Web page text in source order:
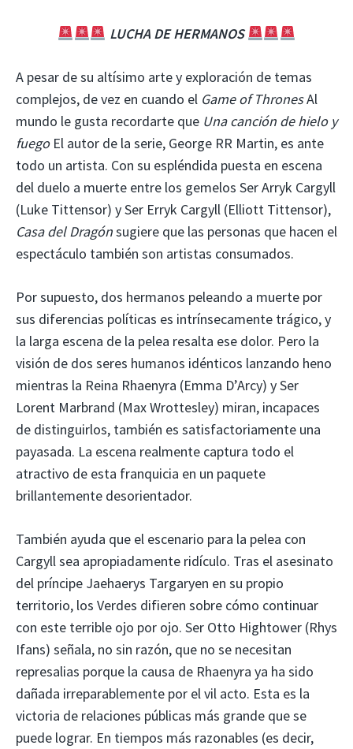
LUCHA DE HERMANOS
A pesar de su altísimo arte y exploración de temas
complejos, de vez en cuando el Game of ThronesAl
mundo le gusta recordarte que Una canción de hielo y
fuegoEl autor de la serie, George RR Martin, es ante
todo un artista. Con su espléndida puesta en escena
del duelo a muerte entre los gemelos Ser Arryk Cargyll
(Luke Tittensor) y Ser Erryk Cargyll (Elliott Tittensor),
Casa del Dragónsugiere que las personas que hacen el
espectáculo también son artistas consumados.
Por supuesto, dos hermanos peleando a muerte por
sus diferencias políticas es intrínsecamente trágico, y
la larga escena de la pelea resalta ese dolor. Pero la
visión de dos seres humanos idénticos lanzando heno
mientras la Reina Rhaenyra (Emma D’Arcy) y Ser
Lorent Marbrand (Max Wrottesley) miran, incapaces
de distinguirlos, también es satisfactoriamente una
payasada. La escena realmente captura todo el
atractivo de esta franquicia en un paquete
brillantemente desorientador.
También ayuda que el escenario para la pelea con
Cargyll sea apropiadamente ridículo. Tras el asesinato
del príncipe Jaehaerys Targaryen en su propio
territorio, los Verdes difieren sobre cómo continuar
con este terrible ojo por ojo. Ser Otto Hightower (Rhys
Ifans) señala, no sin razón, que no se necesitan
represalias porque la causa de Rhaenyra ya ha sido
dañada irreparablemente por el vil acto. Esta es la
victoria de relaciones públicas más grande que se
puede lograr. En tiempos más razonables (es decir,